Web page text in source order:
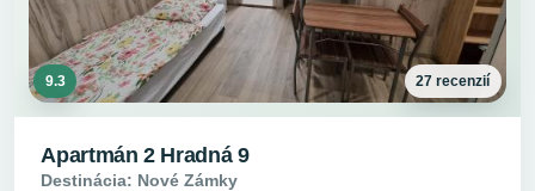
9.3 27 recenzií
Apartmán 2 Hradná 9
Destinácia: Nové Zámky